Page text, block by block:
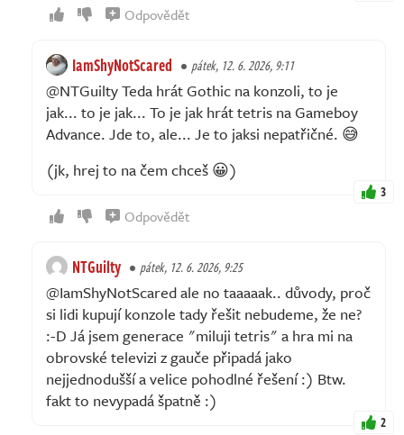
Odpovědět
IamShyNotScared pátek, 12. 6. 2026, 9:11
@NTGuilty Teda hrát Gothic na konzoli, to je
jak... to je jak... To je jak hrát tetris na Gameboy
Advance. Jde to, ale... Je to jaksi nepatřičné. 😅
(jk, hrej to na čem chceš 😀)
3
Odpovědět
NTGuilty pátek, 12. 6. 2026, 9:25
@IamShyNotScared ale no taaaaak.. důvody, proč
si lidi kupují konzole tady řešit nebudeme, že ne?
:-D Já jsem generace "miluji tetris" a hra mi na
obrovské televizi z gauče připadá jako
nejjednodušší a velice pohodlné řešení :) Btw.
fakt to nevypadá špatně :)
2